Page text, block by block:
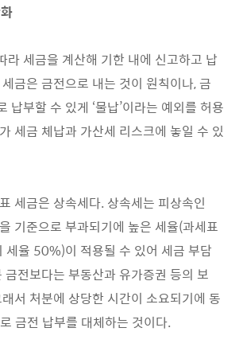
라 세금을 계산해 기한 내에 신고하고 납
금은 금전으로 내는 것이 원칙이나, 금
납부할 수 있게 ‘물납’이라는 예외를 허용
세금 체납과 가산세 리스크에 놓일 수 있
세금은 상속세다. 상속세는 피상속인
기준으로 부과되기에 높은 세율(과세표
세율 50%)이 적용될 수 있어 세금 부담
금전보다는 부동산과 유가증권 등의 보
서 처분에 상당한 시간이 소요되기에 동
금전 납부를 대체하는 것이다.